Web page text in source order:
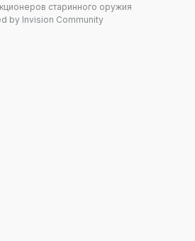
старинного оружия
by Invision Community